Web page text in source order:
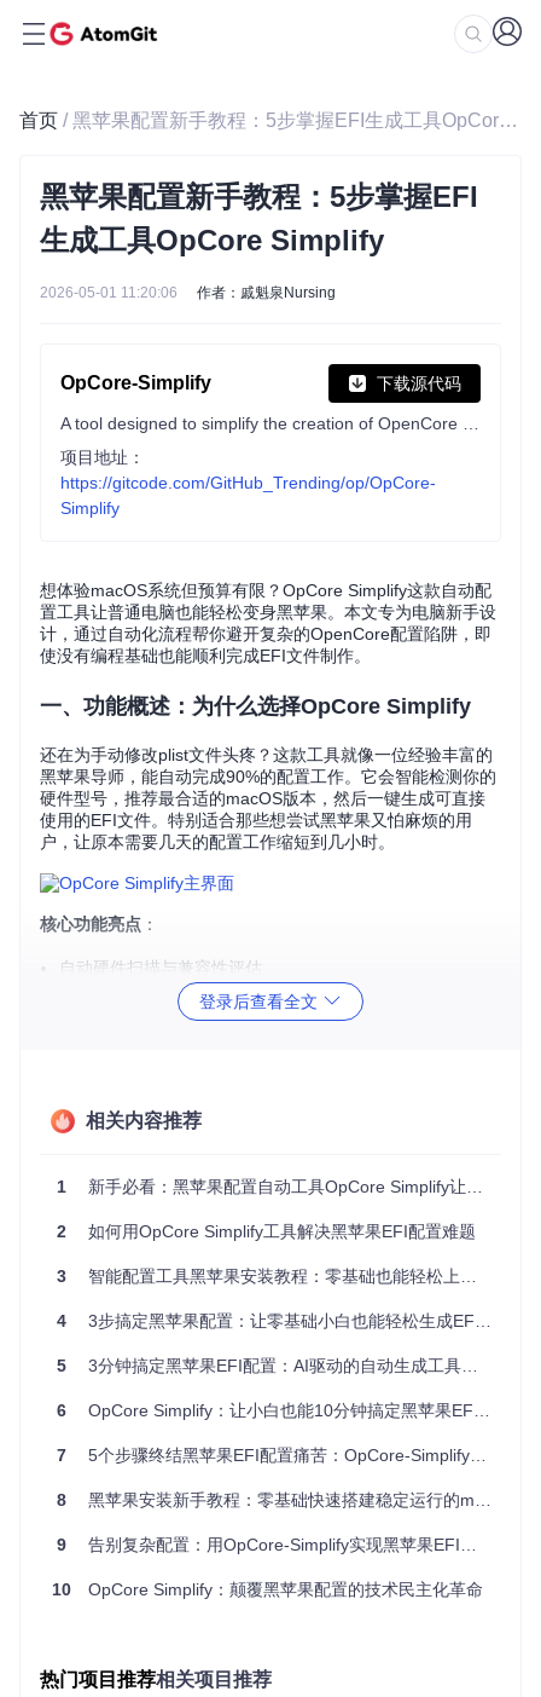
首页 / 黑苹果配置新手教程：5步掌握EFI生成工具OpCore Simplify
黑苹果配置新手教程：5步掌握EFI
生成工具OpCore Simplify
2026-05-01 11:20:06 作者：戚魁泉Nursing
OpCore-Simplify 下载源代码
项目地址：
https://gitcode.com/GitHub_Trending/op/OpCore-
Simplify
想体验macOS系统但预算有限？OpCore Simplify这款自动配
置工具让普通电脑也能轻松变身黑苹果。本文专为电脑新手设
计，通过自动化流程帮你避开复杂的OpenCore配置陷阱，即
使没有编程基础也能顺利完成EFI文件制作。
一、功能概述：为什么选择OpCore Simplify
还在为手动修改plist文件头疼？这款工具就像一位经验丰富的
黑苹果导师，能自动完成90%的配置工作。它会智能检测你的
硬件型号，推荐最合适的macOS版本，然后一键生成可直接
使用的EFI文件。特别适合那些想尝试黑苹果又怕麻烦的用
户，让原本需要几天的配置工作缩短到几小时。
核心功能亮点 ：
自动硬件扫描与兼容性评估
可视化配置界面，无需手动编辑代码
智能推荐最佳驱动组合
二、环境部署：3步搭建运行环境
比安装QQ还简单，只需3个步骤：
1. 检查系统要求
在开始前，请确保你的电脑满足这些基本条件：
系统要
最低配置 推荐配置
操作系
Windows 10 / macOS 10.14
Windows 11
Python
版本
间
2GB 5GB+
网络 稳定连接 5Mbps以上
✅推荐使用Windows系统：硬件检测功能最完善
打开终端（Windows用户可以用PowerShell或命令提示符），
登录后查看全文
相关内容推荐
1 新手必看：黑苹果配置自动工具OpCore Simplify让零基础也能轻松上手
2 如何用OpCore Simplify工具解决黑苹果EFI配置难题
3 智能配置工具黑苹果安装教程：零基础也能轻松上手的零门槛方案
4 3步搞定黑苹果配置：让零基础小白也能轻松生成EFI文件
5 3分钟搞定黑苹果EFI配置：AI驱动的自动生成工具让零基础也能轻松上手
6 OpCore Simplify：让小白也能10分钟搞定黑苹果EFI配置的神器
7 5个步骤终结黑苹果EFI配置痛苦：OpCore-Simplify工具颠覆传统装机体验
8 黑苹果安装新手教程：零基础快速搭建稳定运行的macOS系统
9 告别复杂配置：用OpCore-Simplify实现黑苹果EFI自动生成的4个简单步骤
10 OpCore Simplify：颠覆黑苹果配置的技术民主化革命
热门项目推荐相关项目推荐